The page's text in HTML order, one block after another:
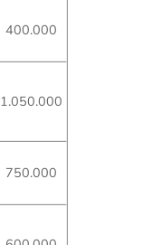
400.000
1.050.000
750.000